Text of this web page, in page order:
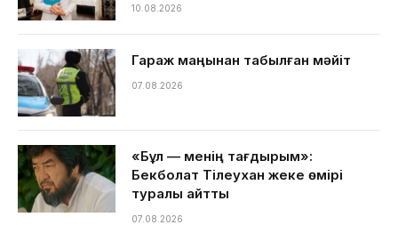
10.08.2026
Гараж маңынан табылған мәйіт
07.08.2026
«Бұл — менің тағдырым»:
Бекболат Тілеухан жеке өмірі
туралы айтты
07.08.2026